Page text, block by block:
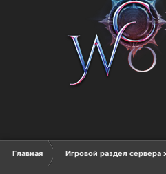
Главная Игровой раздел сервера